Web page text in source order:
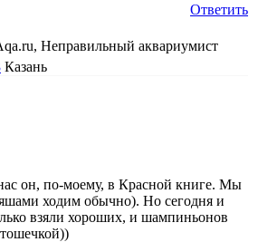
Ответить
Неправильный аквариумист
Казань
он, по-моему, в Красной книге. Мы
ходим обычно). Но сегодня и
взяли хороших, и шампиньонов